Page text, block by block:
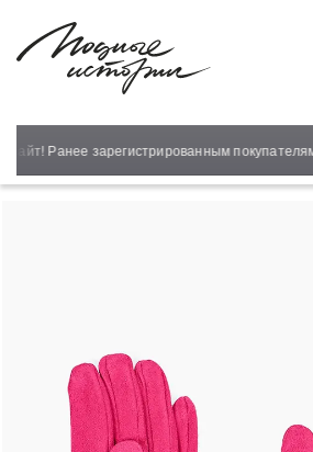
Ранее зарегистрированным